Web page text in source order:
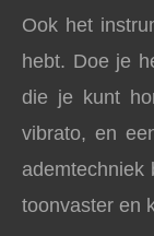
Ook het
hebt. Doe je
die je kunt
vibrato, en
ademtechniek
toonvaster en